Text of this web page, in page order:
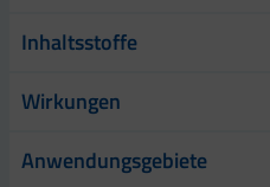
Inhaltsstoffe
Wirkungen
Anwendungsgebiete